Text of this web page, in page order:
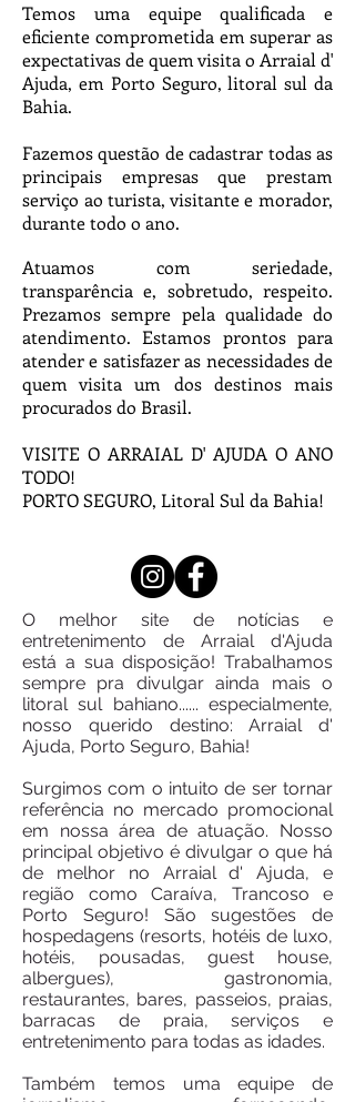
Temos uma equipe qualificada e
eficiente comprometida em superar as
expectativas de quem visita o Arraial d'
Ajuda, em Porto Seguro, litoral sul da
Bahia.
Fazemos questão de cadastrar todas as
principais empresas que prestam
serviço ao turista, visitante e morador,
durante todo o ano.
Atuamos com seriedade,
transparência e, sobretudo, respeito.
Prezamos sempre pela qualidade do
atendimento. Estamos prontos para
atender e satisfazer as necessidades de
quem visita um dos destinos mais
procurados do Brasil.
VISITE O ARRAIAL D' AJUDA O ANO
TODO!
PORTO SEGURO, Litoral Sul da Bahia!
O melhor site de notícias e
entretenimento de Arraial d'Ajuda
está a sua disposição! Trabalhamos
sempre pra divulgar ainda mais o
litoral sul bahiano...... especialmente,
nosso querido destino: Arraial d'
Ajuda, Porto Seguro, Bahia!
Surgimos com o intuito de ser tornar
referência no mercado promocional
em nossa área de atuação. Nosso
principal objetivo é divulgar o que há
de melhor no Arraial d' Ajuda, e
região como Caraíva, Trancoso e
Porto Seguro! São sugestões de
hospedagens (resorts, hotéis de luxo,
hotéis, pousadas, guest house,
albergues), gastronomia,
restaurantes, bares, passeios, praias,
barracas de praia, serviços e
entretenimento para todas as idades.
Também temos uma equipe de